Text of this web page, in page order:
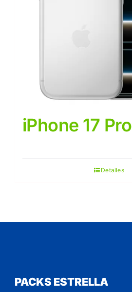
iPhone 17 Pro
Detalles
PACKS ESTRELLA